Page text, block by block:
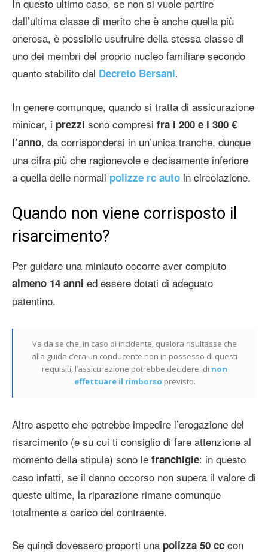
In questo ultimo caso, se non si vuole partire
dall’ultima classe di merito che è anche quella più
onerosa, è possibile usufruire della stessa classe di
uno dei membri del proprio nucleo familiare secondo
quanto stabilito dal Decreto Bersani.
In genere comunque, quando si tratta di assicurazione
minicar, i prezzi sono compresi fra i 200 e i 300 €
l’anno, da corrispondersi in un’unica tranche, dunque
una cifra più che ragionevole e decisamente inferiore
a quella delle normali polizze rc auto in circolazione.
Quando non viene corrisposto il
risarcimento?
Per guidare una miniauto occorre aver compiuto
almeno 14 anni ed essere dotati di adeguato
patentino.
Va da se che, in caso di incidente, qualora risultasse che
alla guida c’era un conducente non in possesso di questi
requisiti, l’assicurazione potrebbe decidere di non
effettuare il rimborso previsto.
Altro aspetto che potrebbe impedire l’erogazione del
risarcimento (e su cui ti consiglio di fare attenzione al
momento della stipula) sono le franchigie: in questo
caso infatti, se il danno occorso non supera il valore di
queste ultime, la riparazione rimane comunque
totalmente a carico del contraente.
Se quindi dovessero proporti una polizza 50 cc con